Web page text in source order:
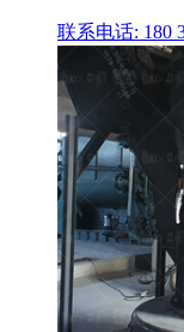
联系电话: 180